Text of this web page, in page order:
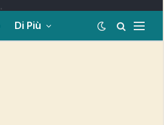
Di Più